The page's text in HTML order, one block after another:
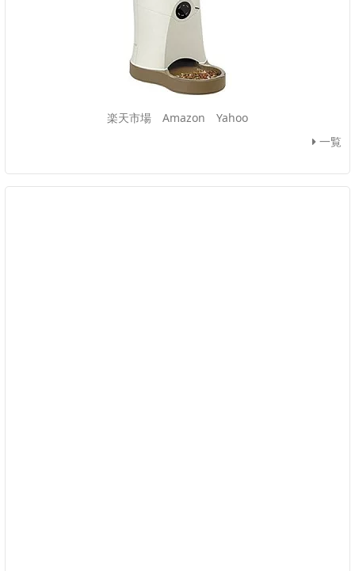
楽天市場 Amazon
Yahoo
一覧